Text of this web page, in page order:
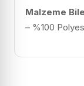
Malzeme
– %100